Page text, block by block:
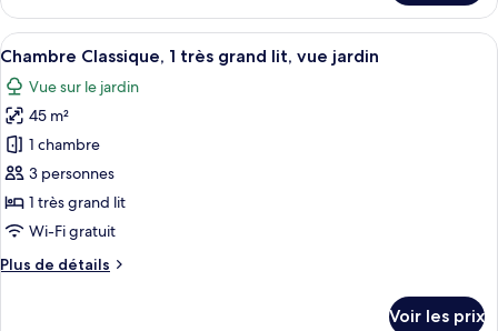
très
grand
lit,
en
front
de
mer
le
type
de
Chambre
Classique,
très
grand
lit,
en
front
mer
Afficher
toutes
les
photos
pour
ce
type
de
chambre :
Chambre
Une chambre d’hôtel moderne
3
Chambre Classique, 1 très grand lit, vue jardin
Vue sur le jardin
45 m²
1 chambre
3 personnes
1 très grand lit
Wi-Fi gratuit
Plus de détails
Plus
Voir les prix